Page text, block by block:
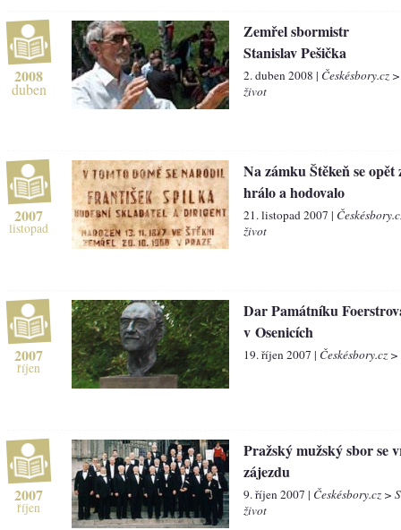
2008
duben
Zemřel sbormistr
Stanislav Pešička
2. duben 2008 | Českésbory.cz
život
2007
listopad
Na zámku Štěkeň se opět
hrálo a hodovalo
21. listopad 2007 |
život
2007
říjen
Dar Památníku
v Osenicích
19. říjen 2007 | Českésbory.cz
2007
říjen
Pražský mužský sbor se
zájezdu
9. říjen 2007 | Českésbory.cz >
život